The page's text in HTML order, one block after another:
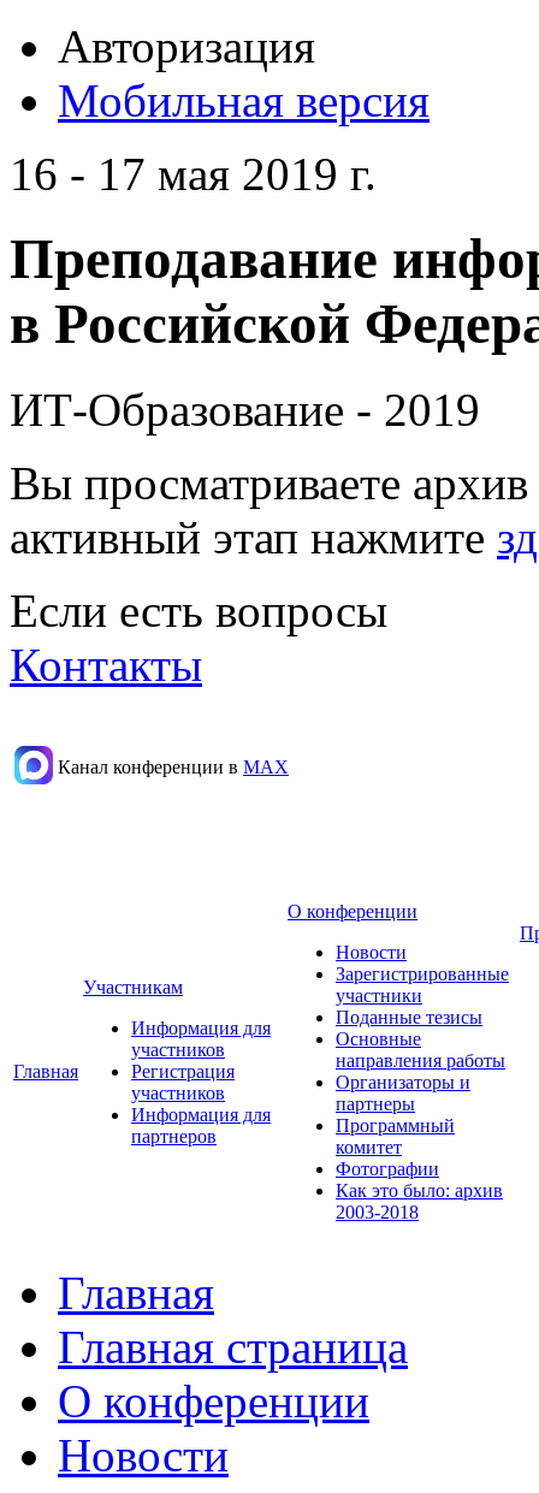
Авторизация
Мобильная версия
16 - 17 мая 2019 г.
Преподавание
в Российской
ИТ-Образование - 2019
Вы просматриваете
активный этап нажмите
Если есть вопросы
Контакты
Канал конференции в МАХ
Главная
Участникам
Информация для
участников
Регистрация
участников
Информация для
партнеров
О конференции
Новости
Зарегистрированные
участники
Поданные тезисы
Основные
направления работы
Организаторы и
партнеры
Программный
комитет
Фотографии
Как это было: архив
2003-2018
Главная
Главная страница
О конференции
Новости